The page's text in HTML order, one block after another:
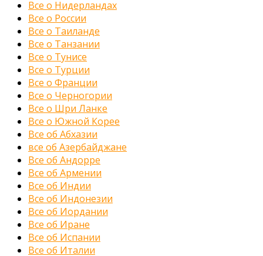
Все о Нидерландах
Все о России
Все о Таиланде
Все о Танзании
Все о Тунисе
Все о Турции
Все о Франции
Все о Черногории
Все о Шри Ланке
Все о Южной Корее
Все об Абхазии
все об Азербайджане
Все об Андорре
Все об Армении
Все об Индии
Все об Индонезии
Все об Иордании
Все об Иране
Все об Испании
Все об Италии